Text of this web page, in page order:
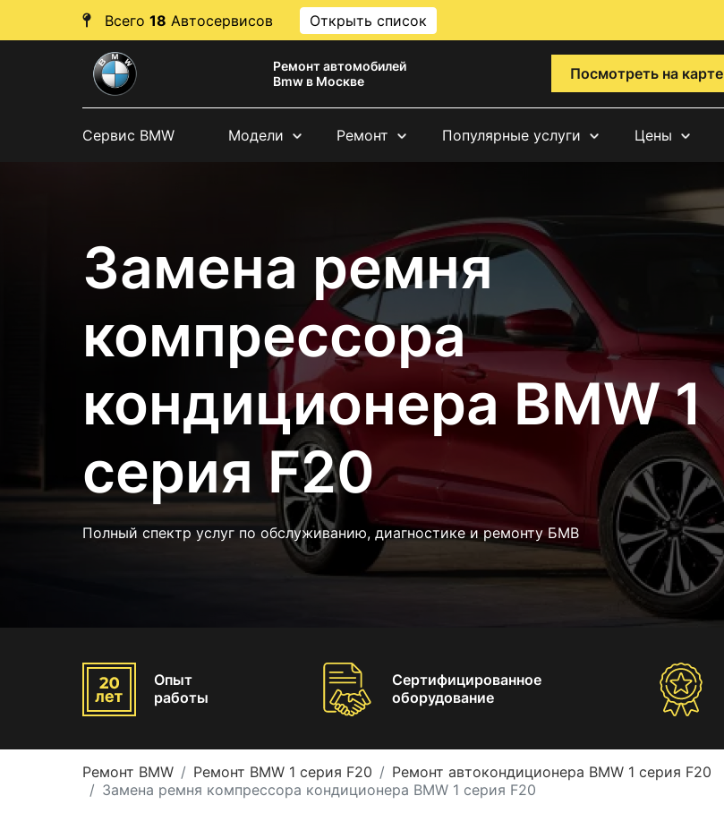
Всего 18 Автосервисов Открыть список
Ремонт автомобилей
Bmw в Москве
Посмотреть на карте
Сервис BMW Модели Ремонт Популярные услуги Цены
Замена ремня
компрессора
кондиционера BMW 1
серия F20
Полный спектр услуг по обслуживанию, диагностике и ремонту БМВ
Опыт
работы
Сертифицированное
оборудование
Ремонт BMW Ремонт BMW 1 серия F20
Ремонт автокондиционера BMW 1 серия F20
Замена ремня компрессора кондиционера BMW 1 серия F20